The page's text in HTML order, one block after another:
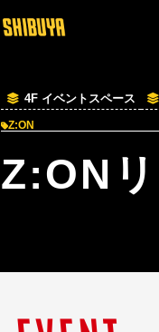
4F イベントスペース
Z:ON
Z:ON